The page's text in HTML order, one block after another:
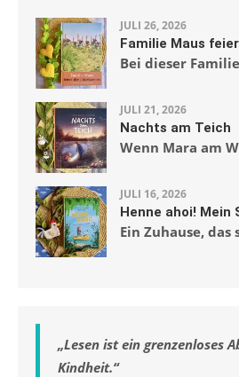
JULI 26, 2026
Familie Maus
Bei dieser
JULI 21, 2026
Nachts am Teich
Wenn Mara am
JULI 16, 2026
Henne ahoi! Mein
Ein Zuhause,
„Lesen ist ein grenzenloses
Kindheit.“